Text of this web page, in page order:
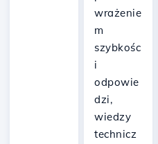
wrażenie
m
szybkośc
i
odpowie
dzi,
wiedzy
technicz